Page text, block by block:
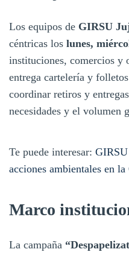
Los equipos de GIRSU
céntricas los lunes,
instituciones, comercios y
entrega cartelería y
coordinar retiros y
necesidades y el volumen
Te puede interesar:
acciones ambientales en
Marco
La campaña